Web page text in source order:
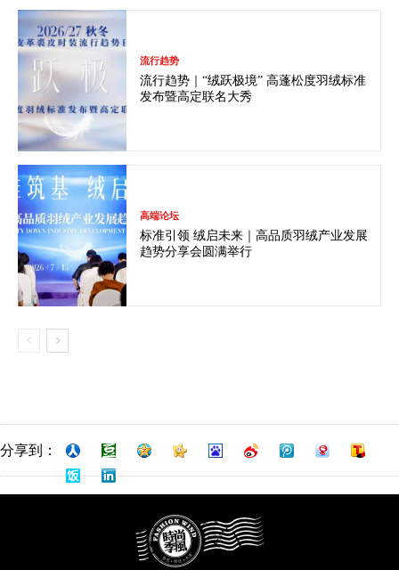
流行趋势
流行趋势｜“绒跃极境” 高蓬松度羽绒标准
发布暨高定联名大秀
高端论坛
标准引领 绒启未来｜高品质羽绒产业发展
趋势分享会圆满举行
分享到：